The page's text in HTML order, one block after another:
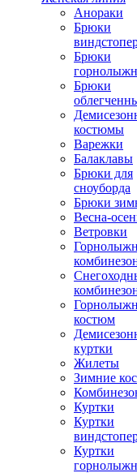
Анораки
Брюки
Брюки
Брюки
костюмы
Варежки
Балаклавы
Брюки для
сноуборда
Брюки
Весна-
Ветровки
костюм
куртки
Жилеты
Зимние
Куртки
Куртки
Куртки